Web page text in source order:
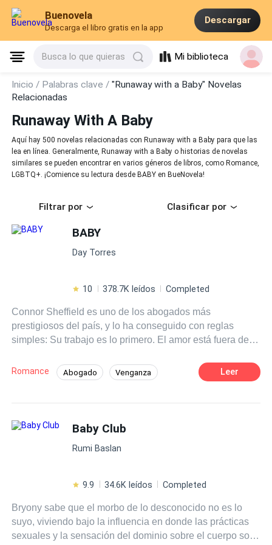
Buenovela
Descarga el libro gratis en la app
Descargar
Busca lo que quieras Mi biblioteca
Inicio / Palabras clave /"Runaway with a Baby" Novelas
Relacionadas
Runaway With A Baby
Aquí hay 500 novelas relacionadas con Runaway with a Baby para que las
lea en línea. Generalmente, Runaway with a Baby o historias de novelas
similares se pueden encontrar en varios géneros de libros, como Romance,
LGBTQ+. ¡Comience su lectura desde BABY en BueNovela!
Filtrar por Clasificar por
BABY
Day Torres
10 378.7K leídos Completed
Connor Sheffield es uno de los abogados más
prestigiosos del país, y lo ha conseguido con reglas
simples: Su trabajo es lo primero. El amor está fuera de la
embargo un hombre como él no puede estar sin
compañía. Quizás por eso convertirse en el Sugar Daddy
pero esa “Baby” tiene más de un secreto, y muchos
encantos ocultos que pondrán su mundo de cabeza.
¿Será capaz Connor de ceder ante ella, aún en contra de
BABY (Booktrailer)
Romance Abogado Venganza
Diferencia de Edad Romance oscuro
Leer
Baby Club
Rumi Baslan
9.9 34.6K leídos Completed
Bryony sabe que el morbo de lo desconocido no es lo
suyo, viviendo bajo la influencia en donde las prácticas
sexuales y la sensación del dominio sobre el cuerpo son